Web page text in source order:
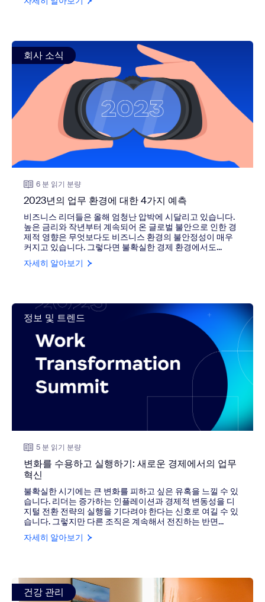
view: 2023년의 업무 환경에 대한 4가지 예측
회사 소식
6 분 읽기 분량
2023년의 업무 환경에 대한 4가지 예측
비즈니스 리더들은 올해 엄청난 압박에 시달리고 있습니다.
높은 금리와 작년부터 계속되어 온 글로벌 불안으로 인한 경
제적 영향은 무엇보다도 비즈니스 환경의 불안정성이 매우
커지고 있습니다. 그렇다면 불확실한 경제 환경에서도...
자세히 알아보기
view: 변화를 수용하고 실행하기: 새로운 경제에서의 업무 혁
정보 및 트렌드
5 분 읽기 분량
변화를 수용하고 실행하기: 새로운 경제에서의 업무
혁신
불확실한 시기에는 큰 변화를 피하고 싶은 유혹을 느낄 수 있
습니다. 리더는 증가하는 인플레이션과 경제적 변동성을 디
지털 전환 전략의 실행을 기다려야 한다는 신호로 여길 수 있
습니다. 그렇지만 다른 조직은 계속해서 전진하는 반면...
자세히 알아보기
view: 의료 서비스 접근성 및 제공 역량 강화: HLTH 컨퍼런
건강 관리